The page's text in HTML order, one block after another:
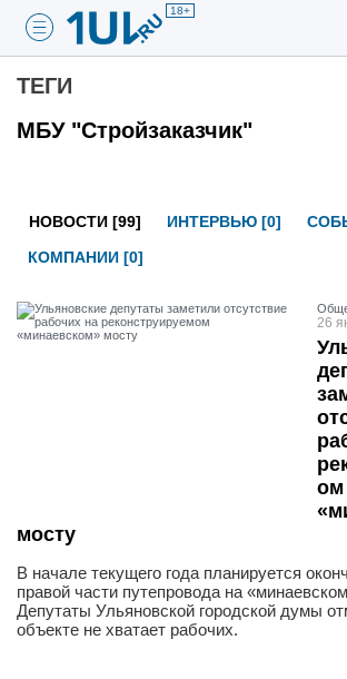
18+
ТЕГИ
МБУ "Стройзаказчик"
НОВОСТИ [99] ИНТЕРВЬЮ [0]
КОМПАНИИ [0]
26
ом
мосту
В начале текущего года планируется
правой части путепровода на
Депутаты Ульяновской городской думы
объекте не хватает рабочих.